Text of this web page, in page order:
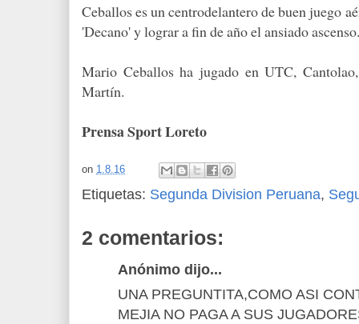
Ceballos es un centrodelantero de buen juego
'Decano' y lograr a fin de año el ansiado ascenso.
Mario Ceballos ha jugado en UTC,
Martín.
Prensa Sport Loreto
on 1.8.16
Etiquetas: Segunda Division Peruana,
2 comentarios:
Anónimo dijo...
UNA PREGUNTITA,COMO ASI
MEJIA NO PAGA A SUS